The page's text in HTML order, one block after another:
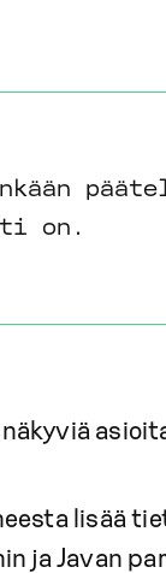
on.
lisää
ja Javan